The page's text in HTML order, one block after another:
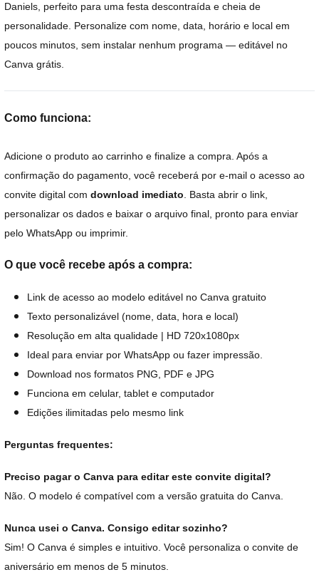
Daniels, perfeito para uma festa descontraída e cheia de
personalidade. Personalize com nome, data, horário e local em
poucos minutos, sem instalar nenhum programa — editável no
Canva grátis.
Como funciona:
Adicione o produto ao carrinho e finalize a compra. Após a
confirmação do pagamento, você receberá por e-mail o acesso ao
convite digital com download imediato . Basta abrir o link,
personalizar os dados e baixar o arquivo final, pronto para enviar
pelo WhatsApp ou imprimir.
O que você recebe após a compra:
Link de acesso ao modelo editável no Canva gratuito
Texto personalizável (nome, data, hora e local)
Resolução em alta qualidade | HD 720x1080px
Ideal para enviar por WhatsApp ou fazer impressão.
Download nos formatos PNG, PDF e JPG
Funciona em celular, tablet e computador
Edições ilimitadas pelo mesmo link
Perguntas frequentes:
Preciso pagar o Canva para editar este convite digital?
Não. O modelo é compatível com a versão gratuita do Canva.
Nunca usei o Canva. Consigo editar sozinho?
Sim! O Canva é simples e intuitivo. Você personaliza o convite de
aniversário em menos de 5 minutos.